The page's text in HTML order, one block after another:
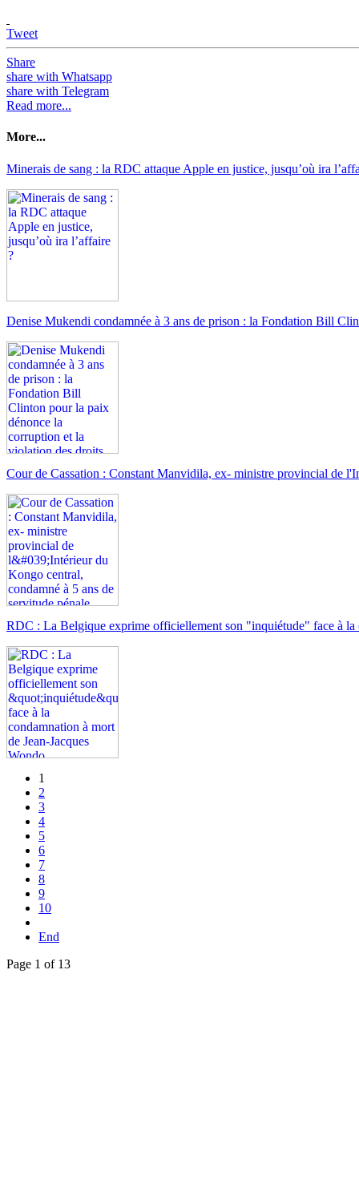
Tweet
Share
share with Whatsapp
share with Telegram
Read more...
More...
Minerais de sang : la RDC attaque Apple en justice, jusqu’où ira
Denise Mukendi condamnée à 3 ans de prison : la Fondation Bill
Cour de Cassation : Constant Manvidila, ex- ministre provincial de
RDC : La Belgique exprime officiellement son "inquiétude" face à la
1
2
3
4
5
6
7
8
9
10
End
Page 1 of 13